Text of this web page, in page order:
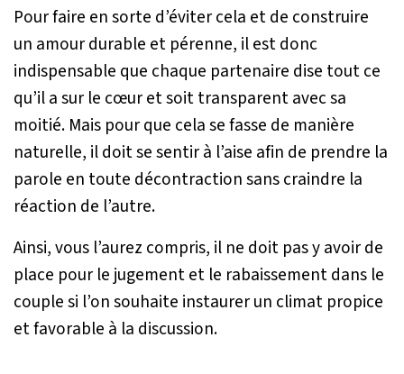
Pour faire en sorte d’éviter cela et de construire
un amour durable et pérenne, il est donc
indispensable que chaque partenaire dise tout ce
qu’il a sur le cœur et soit transparent avec sa
moitié. Mais pour que cela se fasse de manière
naturelle, il doit se sentir à l’aise afin de prendre la
parole en toute décontraction sans craindre la
réaction de l’autre.
Ainsi, vous l’aurez compris, il ne doit pas y avoir de
place pour le jugement et le rabaissement dans le
couple si l’on souhaite instaurer un climat propice
et favorable à la discussion.